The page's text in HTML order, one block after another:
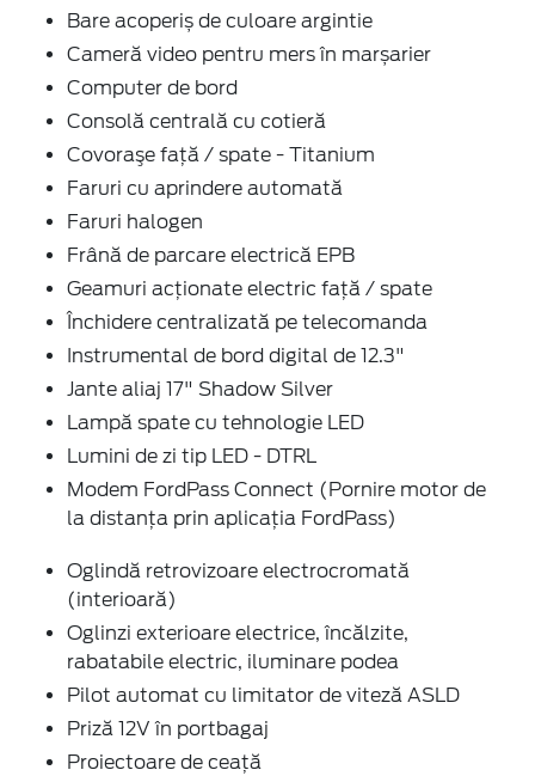
Bare acoperiș de culoare argintie
Cameră video pentru mers în marșarier
Computer de bord
Consolă centrală cu cotieră
Covoraşe faţă / spate - Titanium
Faruri cu aprindere automată
Faruri halogen
Frână de parcare electrică EPB
Geamuri acţionate electric faţă / spate
Închidere centralizată pe telecomanda
Instrumental de bord digital de 12.3"
Jante aliaj 17" Shadow Silver
Lampă spate cu tehnologie LED
Lumini de zi tip LED - DTRL
Modem FordPass Connect (Pornire motor de
la distanța prin aplicația FordPass)
Oglindă retrovizoare electrocromată
(interioară)
Oglinzi exterioare electrice, încălzite,
rabatabile electric, iluminare podea
Pilot automat cu limitator de viteză ASLD
Priză 12V în portbagaj
Proiectoare de ceaţă